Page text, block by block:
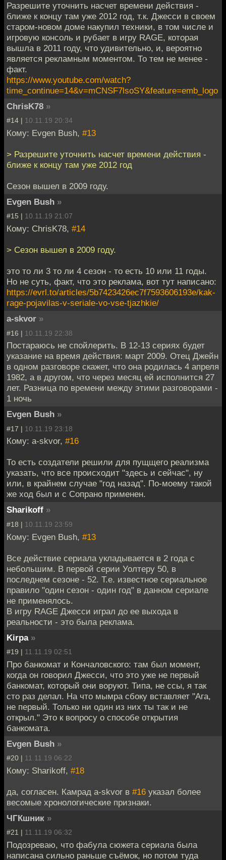
Разрешите уточнить насчет времени действия -
ближе к концу там уже 2012 год, т.к. Джесси в своем
старом-новом доме накупил техники, в том числе и
игровую консоль и рубает в игру RAGE, которая
вышла в 2011 году, что удивительно, и, вероятно
является рекламным моментом. То тем не менее -
факт.
https://www.youtube.com/watch?
time_continue=14&v=mCNSF7lsoSY&feature=emb_logo
ChrisK78 »
#14 | 10.11.19 20:34
Кому: Evgen Bush, #13
> Разрешите уточнить насчет времени действия -
ближе к концу там уже 2012 год
Сезон вышел в 2009 году.
Evgen Bush »
#15 | 10.11.19 21:07
Кому: ChrisK78, #14
> Сезон вышел в 2009 году.
это то ли 3 то ли 4 сезон - то есть 10 или 11 годы.
Но не суть, факт, что это реклама, вот тут написано:
https://evrl.to/articles/5b7423426ec7f7593606193e/kak-
rage-pojavilas-v-seriale-vo-vse-tjazhkie/
a-skvor »
#16 | 10.11.19 22:38
Постараюсь не спойлерить. В 12-13 сериях будет
указание на время действия: март 2009. Отец Джейн
в одном разговоре скажет, что она родилась 4 апреля
1982, а в другом, что через месяц ей исполнится 27
лет. Разница по времени между этими разговорами -
1 ночь
Evgen Bush »
#17 | 10.11.19 23:18
Кому: a-skvor, #16
То есть создатели решили для пущщего реализма
указать, что все происходит "здесь и сейчас", ну
или, в крайнем случае "год назад". По-моему такой
же ход был и с Сопрано применен.
Sharikoff »
#18 | 10.11.19 23:59
Кому: Evgen Bush, #13
Все действие сериала укладывается в 2 года с
небольшим. В первой серии Уолтеру 50, в
последнем сезоне - 52. Т.е. известное сериальное
правило "один сезон - один год" в данном сериале
не применялось.
В игру RAGE Джесси играл до ее выхода в
реальности - это была реклама.
Kirpa »
#19 | 11.11.19 02:51
Про банкомат и Кончаловского: там был момент,
когда он говорил Джесси, что это уже не первый
банкомат, который они воруют. Типа, не ссы, я так
сто раз делал. На что мымра сбоку вставляет "Ага,
не первый. Только ни один из них ты так и не
открыл." Это к вопросу о способе открытия
банкомата.
Evgen Bush »
#20 | 11.11.19 06:22
Кому: Sharikoff, #18
да, согласен. Камрад a-skvor в #16 указал более
весомые хронологические признаки.
ЧГКшник »
#21 | 11.11.19 06:32
Подозреваю, что фабула сюжета сериала была
написана сильно раньше съёмок, но потом туда